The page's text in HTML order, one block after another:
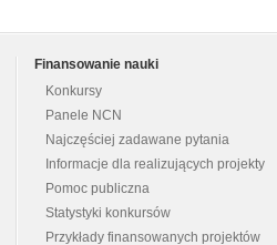
Finansowanie nauki
Konkursy
Panele NCN
Najczęściej zadawane pytania
Informacje dla realizujących projekty
Pomoc publiczna
Statystyki konkursów
Przykłady finansowanych projektów